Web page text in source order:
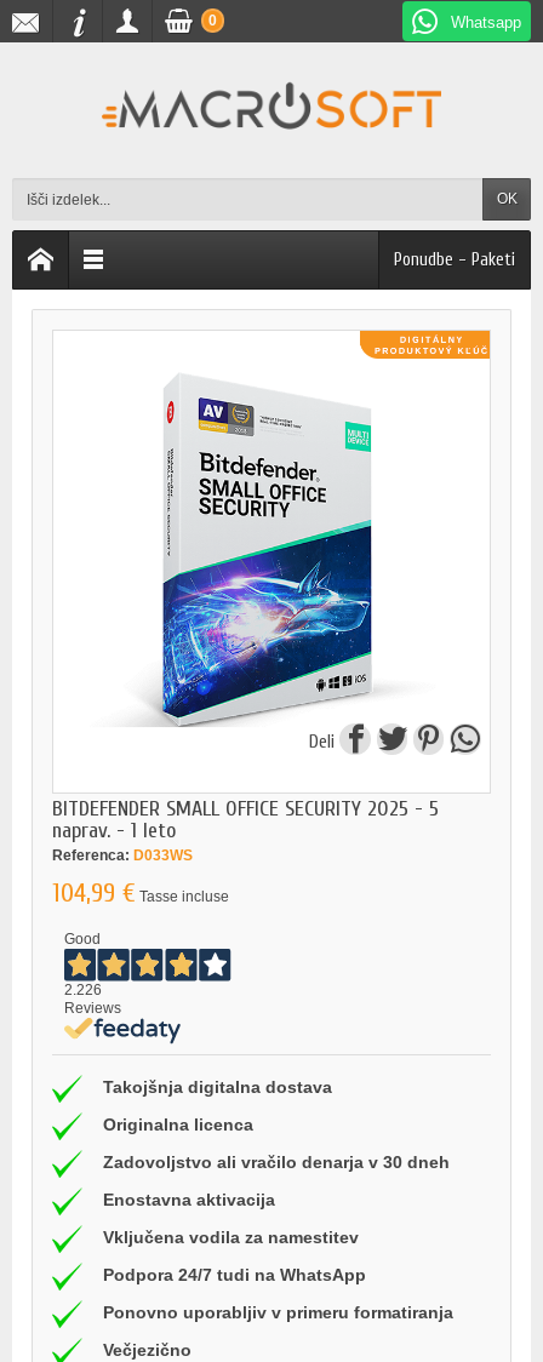
Whatsapp
OK
0
Ponudbe - Paketi
Deli
BITDEFENDER SMALL OFFICE SECURITY 2025 - 5
naprav. - 1 leto
Referenca: D033WS
104,99 € Tasse incluse
Good
2.226
Reviews
Takojšnja digitalna dostava
Originalna licenca
Zadovoljstvo ali vračilo denarja v 30 dneh
Enostavna aktivacija
Vključena vodila za namestitev
Podpora 24/7 tudi na WhatsApp
Ponovno uporabljiv v primeru formatiranja
Večjezično